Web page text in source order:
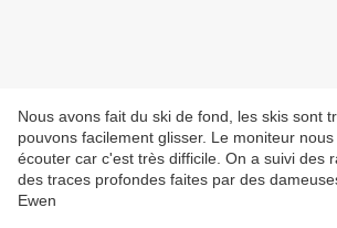
Nous avons fait du ski de fond, les skis sont
pouvons facilement glisser. Le moniteur
écouter car c'est très difficile. On a suivi des
des traces profondes faites par des
Ewen